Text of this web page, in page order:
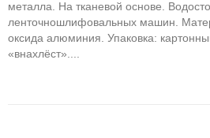
металла. На тканевой основе.
ленточношлифовальных машин.
оксида алюминия. Упаковка:
«внахлёст»....